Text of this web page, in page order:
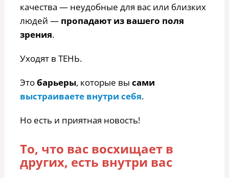
качества — неудобные для вас или близких
людей — пропадают из вашего поля
зрения.
Уходят в ТЕНЬ.
Этобарьеры, которые вы сами
выстраиваете внутри себя.
Но есть и приятная новость!
То, что вас восхищает в
других, есть внутри вас